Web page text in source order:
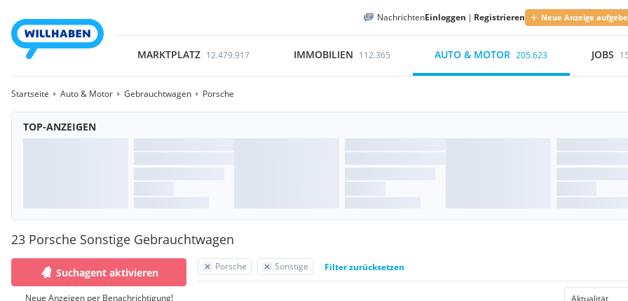
NachrichtenEinloggen | Registrieren Neue Anzeige
MARKTPLATZ 12.479.917 IMMOBILIEN 112.365 AUTO & MOTOR 205.623 JOBS
Startseite Auto & Motor Gebrauchtwagen Porsche
TOP-ANZEIGEN
23 Porsche Sonstige Gebrauchtwagen
Porsche Sonstige Filter zurücksetzen
Suchagent aktivieren
Neue Anzeigen per Benachrichtigung!